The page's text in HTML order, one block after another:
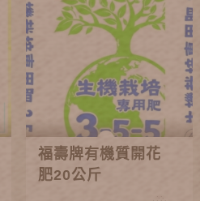
福壽牌有機質開花
肥20公斤